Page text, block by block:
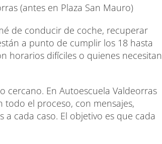
(antes en Plaza San Mauro)
de conducir de coche, recuperar
a punto de cumplir los 18 hasta
horarios difíciles o quienes necesitan
cercano. En Autoescuela Valdeorras
todo el proceso, con mensajes,
cada caso. El objetivo es que cada